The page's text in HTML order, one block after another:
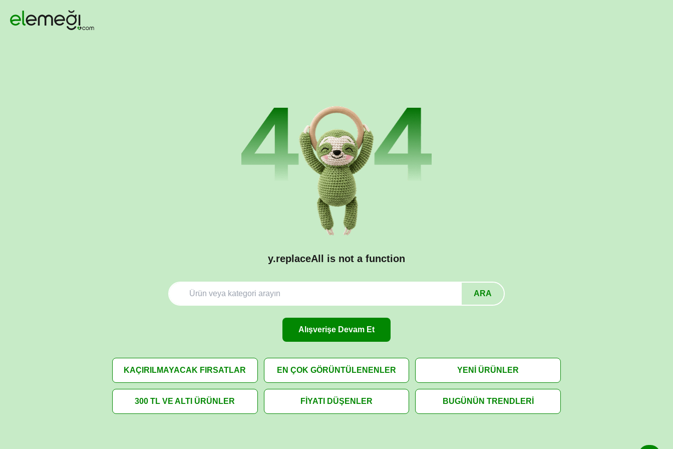
y.replaceAll is not a function
ARA
Alışverişe Devam Et
KAÇIRILMAYACAK FIRSATLAR EN ÇOK GÖRÜNTÜLENENLER YENİ ÜRÜNLER
300 TL VE ALTI ÜRÜNLER FİYATI DÜŞENLER BUGÜNÜN TRENDLERİ